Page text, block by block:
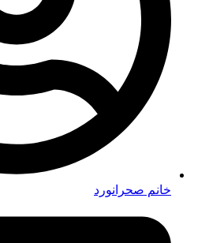
خانم صحرانورد